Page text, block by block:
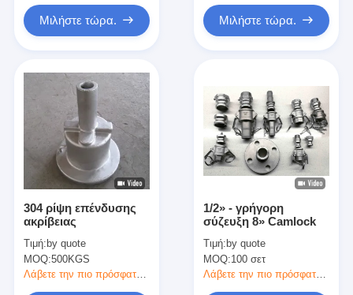
Μιλήστε τώρα. Μιλήστε τώρα.
304 ρίψη επένδυσης
ακρίβειας
Τιμή: by quote
MOQ:500KGS
Λάβετε την πιο πρόσφατη τιμή
1/2» - γρήγορη
σύζευξη 8» Camlock
Τιμή: by quote
MOQ:100 σετ